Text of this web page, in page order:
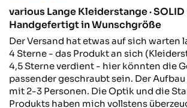
various Lange Kleiderstange · SOLID
Handgefertigt in Wunschgröße
Der Versand hat etwas auf sich warten
4 Sterne - das Produkt an sich
4,5 Sterne verdient - hier könnten die
passender geschraubt sein. Der
mit 2-3 Personen. Die Optik und die
Produkts haben mich vollstens